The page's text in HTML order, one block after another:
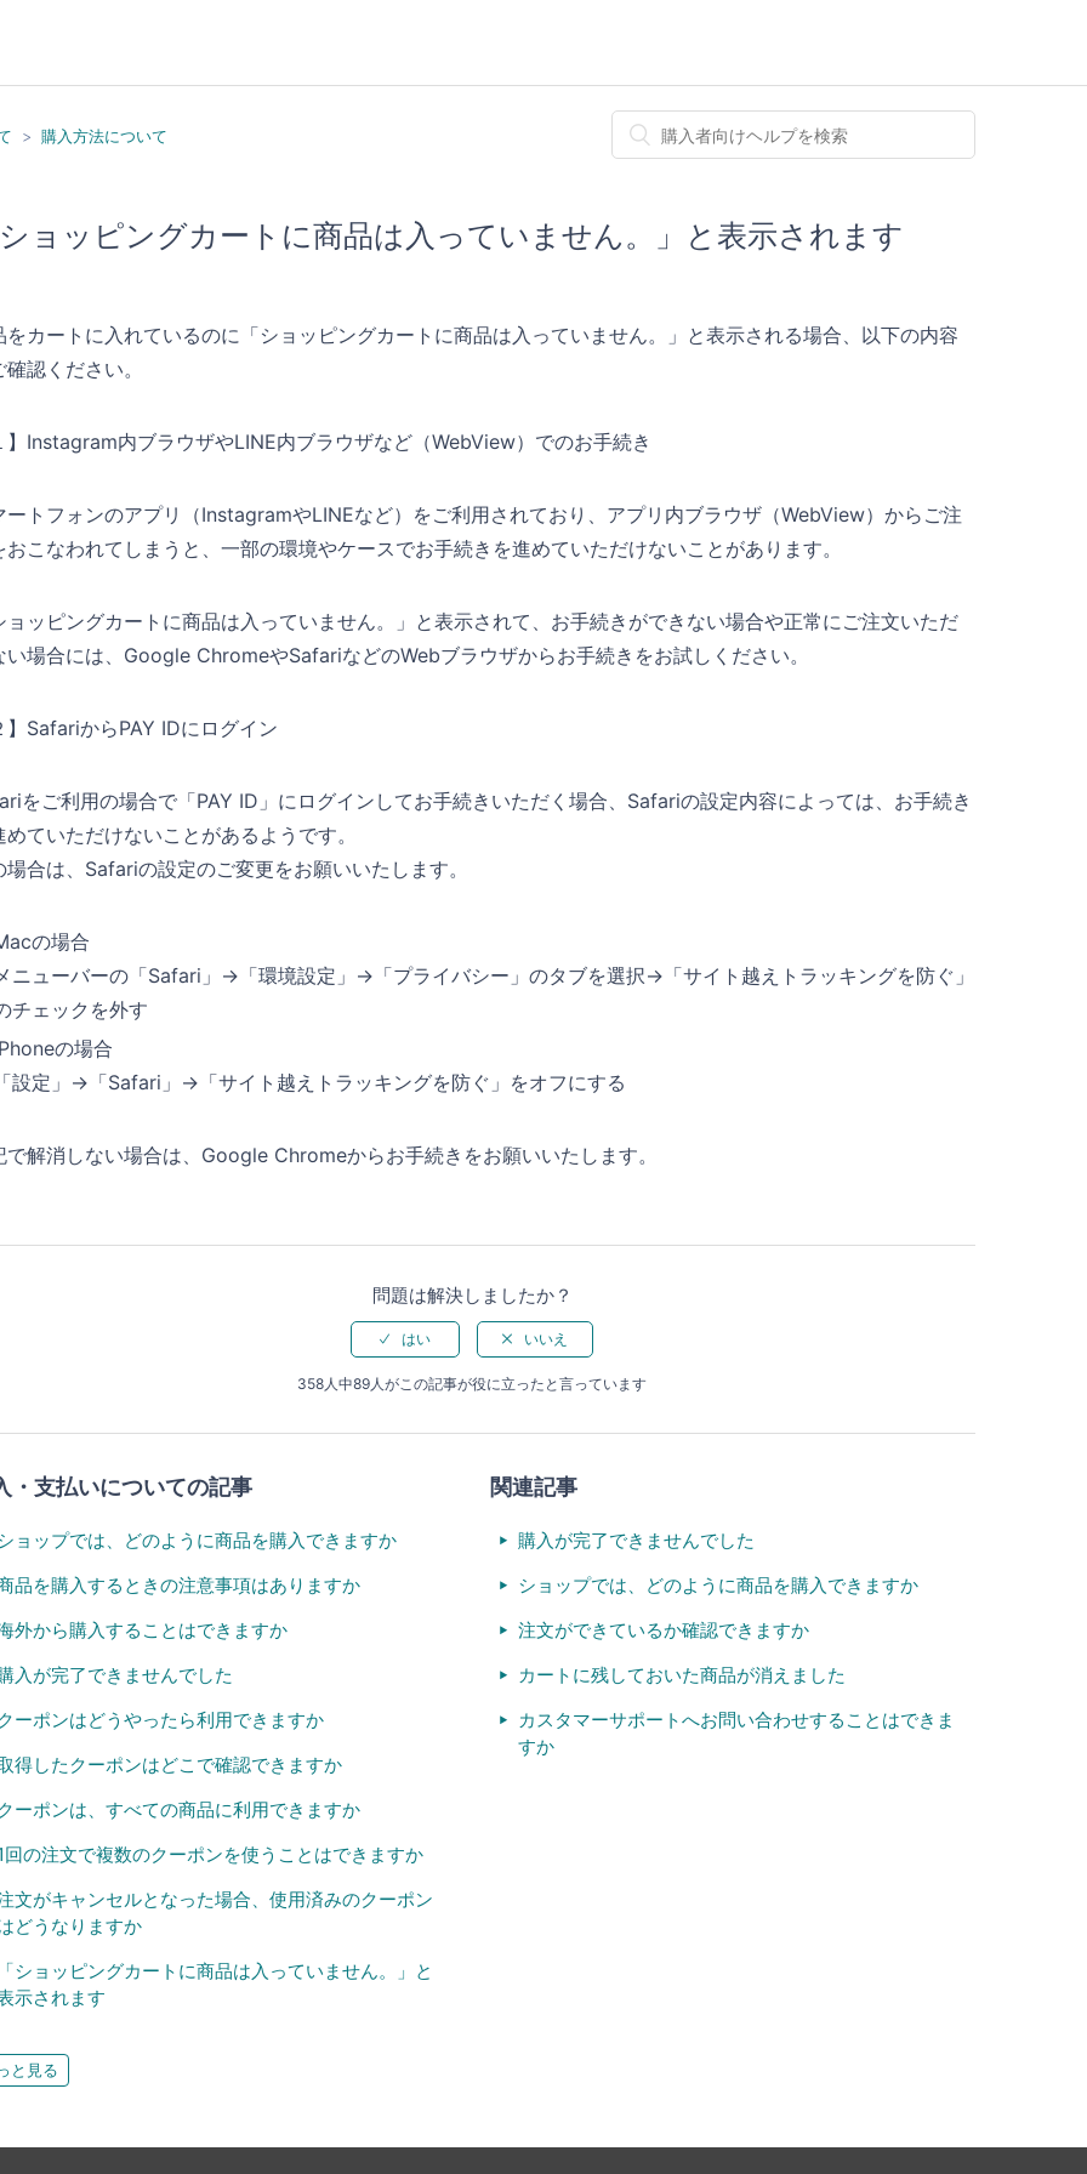
購入方法について
ョッピングカートに商品は入っていません。」と表示されます
をカートに入れているのに「ショッピングカートに商品は入っていません。」と表示される場合、以下の内容
確認ください。
】Instagram内ブラウザやLINE内ブラウザなど（WebView）でのお手続き
ートフォンのアプリ（InstagramやLINEなど）をご利用されており、アプリ内ブラウザ（WebView）からご注
おこなわれてしまうと、一部の環境やケースでお手続きを進めていただけないことがあります。
ョッピングカートに商品は入っていません。」と表示されて、お手続きができない場合や正常にご注文いただ
い場合には、Google ChromeやSafariなどのWebブラウザからお手続きをお試しください。
】SafariからPAY IDにログイン
をご利用の場合で「PAY ID」にログインしてお手続きいただく場合、Safariの設定内容によっては、お手続き
めていただけないことがあるようです。
場合は、Safariの設定のご変更をお願いいたします。
の場合
ニューバーの「Safari」→「環境設定」→「プライバシー」のタブを選択→「サイト越えトラッキングを防ぐ」
チェックを外す
の場合
設定」→「Safari」→「サイト越えトラッキングを防ぐ」をオフにする
で解消しない場合は、Google Chromeからお手続きをお願いいたします。
問題は解決しましたか？
358人中89人がこの記事が役に立ったと言っています
・支払いについての記事
ョップでは、どのように商品を購入できますか
品を購入するときの注意事項はありますか
外から購入することはできますか
入が完了できませんでした
ーポンはどうやったら利用できますか
得したクーポンはどこで確認できますか
ーポンは、すべての商品に利用できますか
回の注文で複数のクーポンを使うことはできますか
文がキャンセルとなった場合、使用済みのクーポン
どうなりますか
ショッピングカートに商品は入っていません。」と
示されます
と見る
関連記事
購入が完了できませんでした
ショップでは、どのように商品を購入できますか
注文ができているか確認できますか
カートに残しておいた商品が消えました
カスタマーサポートへお問い合わせすることはできま
すか